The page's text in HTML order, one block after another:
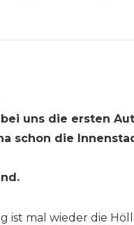
uns die ersten
schon die
ist mal wieder die